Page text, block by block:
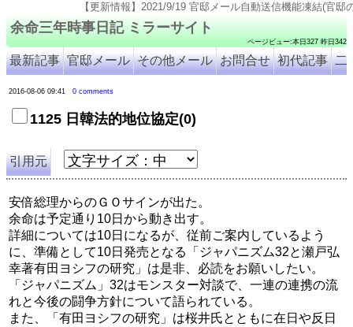
余命三年時事日記 ミラーサイト
ページビュー:本日327 昨日342
最新記事 官邸メール その他メール お問合せ 初代記事 二
2016-08-06 09:41 0 comments
1125 日韓法的地位協定(0)
引用元
安倍総理からのＧＯサインが出た。
余命は予定通り10日から動き出す。
詳細については10日になるが、従前ご案内しているよう
に、準備として10日発売となる「ジャパニズム32と瀬戸弘
幸著有田ヨシフの研究」は是非、必読をお願いしたい。
「ジャパニズム」32はモンスター対談で、一連の連携の流
れと今後の闘争方針について語られている。
また、「有田ヨシフの研究」は桜井氏とともに在日や反日
【更新情報】2021/9/19 官邸メール自動送信機能凍結(官邸のペ